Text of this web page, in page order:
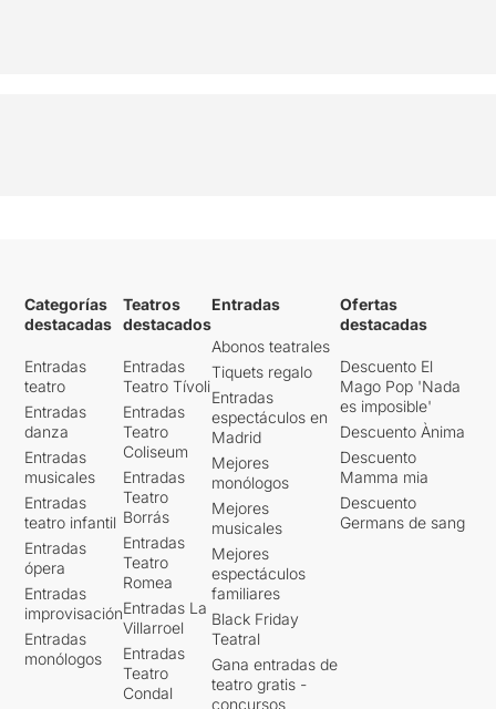
Categorías
destacadas
Entradas
teatro
Entradas
danza
Entradas
musicales
Entradas
teatro infantil
Entradas
ópera
Entradas
improvisación
Entradas
monólogos
Teatros
destacados
Entradas
Teatro Tívoli
Entradas
Teatro
Coliseum
Entradas
Teatro
Borrás
Entradas
Teatro
Romea
Entradas La
Villarroel
Entradas
Teatro
Condal
Entradas
Abonos teatrales
Tiquets regalo
Entradas
espectáculos en
Madrid
Mejores
monólogos
Mejores
musicales
Mejores
espectáculos
familiares
Black Friday
Teatral
Gana entradas de
teatro gratis -
concursos
Ofertas
destacadas
Descuento El
Mago Pop 'Nada
es imposible'
Descuento Ànima
Descuento
Mamma mia
Descuento
Germans de sang